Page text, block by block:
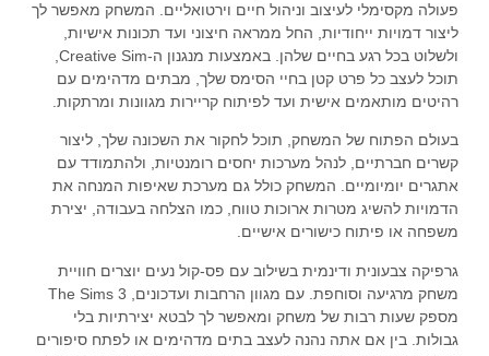
פעולה מקסימלי לעיצוב וניהול חיים וירטואליים. המשחק מאפשר לך
ליצור דמויות ייחודיות, החל ממראה חיצוני ועד תכונות אישיות,
תוכל לעצב כל פרט קטן בחיי הסימס שלך, מבתים מדהימים עם
רהיטים מותאמים אישית ועד לפיתוח קריירות מגוונות ומרתקות.
בעולם הפתוח של המשחק, תוכל לחקור את השכונה שלך, ליצור
קשרים חברתיים, לנהל מערכות יחסים רומנטיות, ולהתמודד עם
אתגרים יומיומיים. המשחק כולל גם מערכת שאיפות המנחה את
הדמויות להשיג מטרות ארוכות טווח, כמו הצלחה בעבודה, יצירת
משפחה או פיתוח כישורים אישיים.
גרפיקה צבעונית ודינמית בשילוב עם פס-קול נעים יוצרים חוויית
משחק מרגיעה וסוחפת. עם מגוון הרחבות ועדכונים, The Sims 3
מספק שעות רבות של משחק ומאפשר לך לבטא יצירתיות בלי
גבולות. בין אם אתה נהנה לעצב בתים מדהימים או לפתח סיפורים